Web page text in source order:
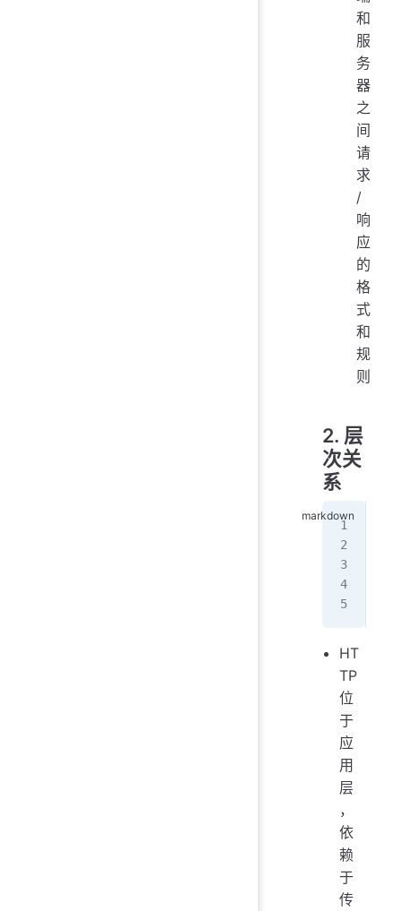
和
服
务
器
之
间
请
求
/
响
应
的
格
式
和
规
则
2. 层
次关
系
HT
TP
位
于
应
用
层
，
依
赖
于
传